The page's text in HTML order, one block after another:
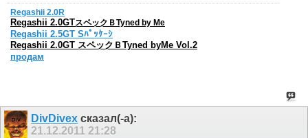
Regashii 2.0R
Regashii 2.0GTスペックＢTyned by Me
Regashii 2.5GT Sﾊﾟｯｹｰｼ
Regashii 2.0GT スペックＢTyned byMe Vol.2
продам
DivDivex сказал(-а):
21.12.201121:28